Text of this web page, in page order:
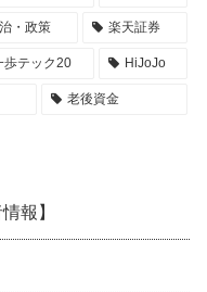
・政策 楽天証券
歩テック20 HiJoJo
老後資金
報】